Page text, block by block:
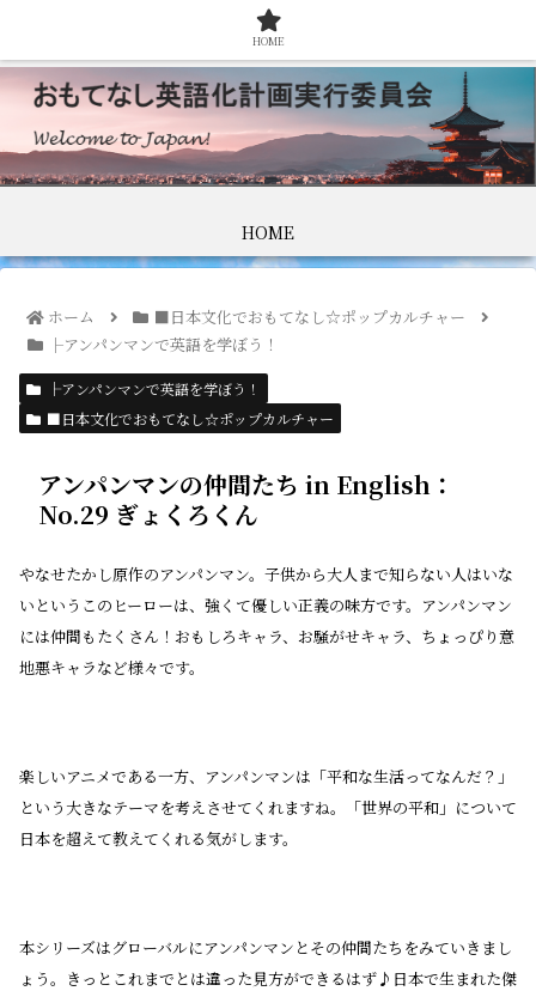
HOME
ホーム
■日本文化でおもてなし☆ポップカルチャー
├アンパンマンで英語を学ぼう！
├アンパンマンで英語を学ぼう！
■日本文化でおもてなし☆ポップカルチャー
アンパンマンの仲間たち in English：
No.29 ぎょくろくん
やなせたかし原作のアンパンマン。子供から大人まで知らない人はいな
いというこのヒーローは、強くて優しい正義の味方です。アンパンマン
には仲間もたくさん！おもしろキャラ、お騒がせキャラ、ちょっぴり意
地悪キャラなど様々です。
楽しいアニメである一方、アンパンマンは「平和な生活ってなんだ？」
という大きなテーマを考えさせてくれますね。「世界の平和」について
日本を超えて教えてくれる気がします。
本シリーズはグローバルにアンパンマンとその仲間たちをみていきまし
ょう。きっとこれまでとは違った見方ができるはず♪日本で生まれた傑
HOME